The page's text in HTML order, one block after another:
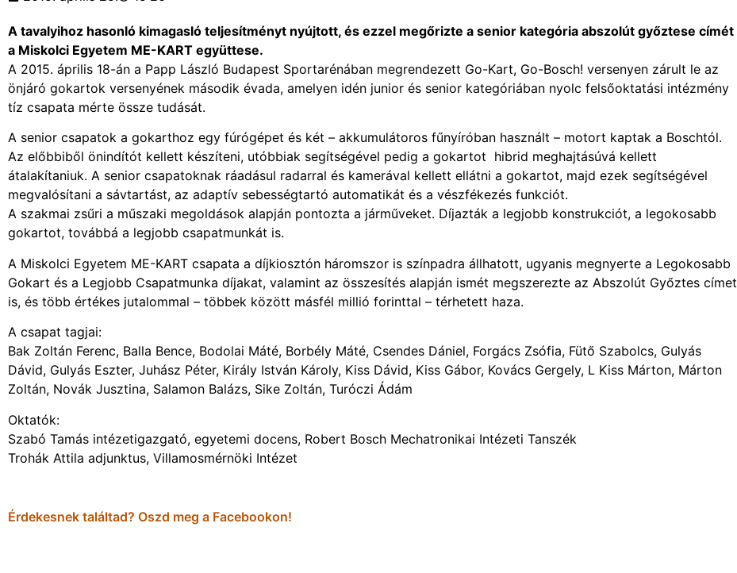
A tavalyihoz hasonló kimagasló teljesítményt nyújtott, és ezzel megőrizte a senior kategória abszolút győztese címét
a Miskolci Egyetem ME-KART együttese.
A 2015. április 18-án a Papp László Budapest Sportarénában megrendezett Go-Kart, Go-Bosch! versenyen zárult le az
önjáró gokartok versenyének második évada, amelyen idén junior és senior kategóriában nyolc felsőoktatási intézmény
tíz csapata mérte össze tudását.
A senior csapatok a gokarthoz egy fúrógépet és két – akkumulátoros fűnyíróban használt – motort kaptak a Boschtól.
Az előbbiből önindítót kellett készíteni, utóbbiak segítségével pedig a gokartot hibrid meghajtásúvá kellett
átalakítaniuk. A senior csapatoknak ráadásul radarral és kamerával kellett ellátni a gokartot, majd ezek segítségével
megvalósítani a sávtartást, az adaptív sebességtartó automatikát és a vészfékezés funkciót.
A szakmai zsűri a műszaki megoldások alapján pontozta a járműveket. Díjazták a legjobb konstrukciót, a legokosabb
gokartot, továbbá a legjobb csapatmunkát is.
A Miskolci Egyetem ME-KART csapata a díjkiosztón háromszor is színpadra állhatott, ugyanis megnyerte a Legokosabb
Gokart és a Legjobb Csapatmunka díjakat, valamint az összesítés alapján ismét megszerezte az Abszolút Győztes címet
is, és több értékes jutalommal – többek között másfél millió forinttal – térhetett haza.
A csapat tagjai:
Bak Zoltán Ferenc, Balla Bence, Bodolai Máté, Borbély Máté, Csendes Dániel, Forgács Zsófia, Fütő Szabolcs, Gulyás
Dávid, Gulyás Eszter, Juhász Péter, Király István Károly, Kiss Dávid, Kiss Gábor, Kovács Gergely, L Kiss Márton, Márton
Zoltán, Novák Jusztina, Salamon Balázs, Sike Zoltán, Turóczi Ádám
Oktatók:
Szabó Tamás intézetigazgató, egyetemi docens, Robert Bosch Mechatronikai Intézeti Tanszék
Trohák Attila adjunktus, Villamosmérnöki Intézet
Érdekesnek találtad? Oszd meg a Facebookon!